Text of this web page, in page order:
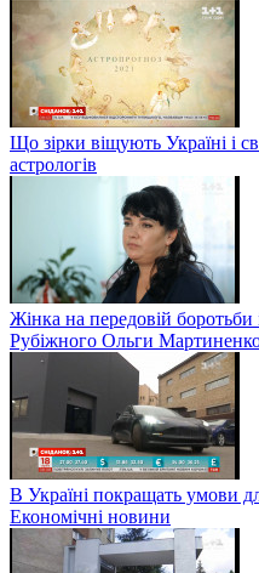
Що зірки віщують Україні і
астрологів
Жінка на передовій боротьби
Рубіжного Ольги
В Україні покращать умови
Економічні новини